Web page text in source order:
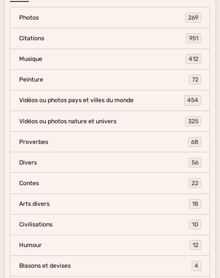
Photos 269
Citations 951
Musique 412
Peinture 72
Vidéos ou photos pays et villes du monde 454
Vidéos ou photos nature et univers 325
Proverbes 68
Divers 56
Contes 22
Arts divers 18
Civilisations 10
Humour 12
Blasons et devises 4